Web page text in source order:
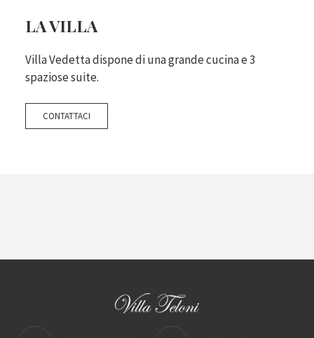
LA VILLA
Villa Vedetta dispone di una grande cucina e 3
spaziose suite.
CONTATTACI